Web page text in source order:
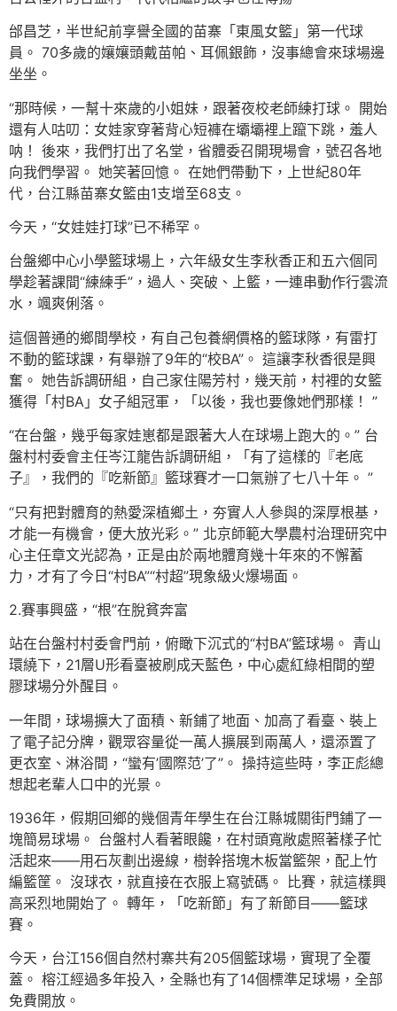
邰昌芝，半世紀前享譽全國的苗寨「東風女籃」第一代球
員。 70多歲的孃孃頭戴苗帕、耳佩銀飾，沒事總會來球場邊
坐坐。
“那時候，一幫十來歲的小姐妹，跟著夜校老師練打球。 開始
還有人咕叨：女娃家穿著背心短褲在壩壩裡上躥下跳，羞人
呐！ 後來，我們打出了名堂，省體委召開現場會，號召各地
向我們學習。 她笑著回憶。 在她們帶動下，上世紀80年
代，台江縣苗寨女籃由1支增至68支。
今天，“女娃娃打球”已不稀罕。
台盤鄉中心小學籃球場上，六年級女生李秋香正和五六個同
學趁著課間“練練手”，過人、突破、上籃，一連串動作行雲流
水，颯爽俐落。
這個普通的鄉間學校，有自己包養網價格的籃球隊，有雷打
不動的籃球課，有舉辦了9年的“校BA”。 這讓李秋香很是興
奮。 她告訴調研組，自己家住陽芳村，幾天前，村裡的女籃
獲得「村BA」女子組冠軍，「以後，我也要像她們那樣！ ”
“在台盤，幾乎每家娃崽都是跟著大人在球場上跑大的。” 台
盤村村委會主任岑江龍告訴調研組，「有了這樣的『老底
子』，我們的『吃新節』籃球賽才一口氣辦了七八十年。 ”
“只有把對體育的熱愛深植鄉土，夯實人人參與的深厚根基，
才能一有機會，便大放光彩。” 北京師範大學農村治理研究中
心主任章文光認為，正是由於兩地體育幾十年來的不懈蓄
力，才有了今日“村BA”“村超”現象級火爆場面。
2.賽事興盛，“根”在脫貧奔富
站在台盤村村委會門前，俯瞰下沉式的“村BA”籃球場。 青山
環繞下，21層U形看臺被刷成天藍色，中心處紅綠相間的塑
膠球場分外醒目。
一年間，球場擴大了面積、新鋪了地面、加高了看臺、裝上
了電子記分牌，觀眾容量從一萬人擴展到兩萬人，還添置了
更衣室、淋浴間，“蠻有’國際范’了”。 操持這些時，李正彪總
想起老輩人口中的光景。
1936年，假期回鄉的幾個青年學生在台江縣城關街門鋪了一
塊簡易球場。 台盤村人看著眼饞，在村頭寬敞處照著樣子忙
活起來——用石灰劃出邊線，樹幹搭塊木板當籃架，配上竹
編籃筐。 沒球衣，就直接在衣服上寫號碼。 比賽，就這樣興
高采烈地開始了。 轉年，「吃新節」有了新節目——籃球
賽。
今天，台江156個自然村寨共有205個籃球場，實現了全覆
蓋。 榕江經過多年投入，全縣也有了14個標準足球場，全部
免費開放。